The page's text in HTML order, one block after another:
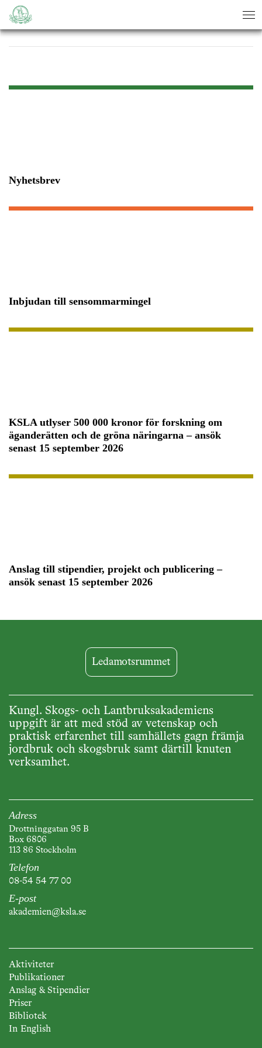
Nyhetsbrev
Inbjudan till sensommarmingel
KSLA utlyser 500 000 kronor för forskning om
äganderätten och de gröna näringarna – ansök
senast 15 september 2026
Anslag till stipendier, projekt och publicering –
ansök senast 15 september 2026
Ledamotsrummet
Kungl. Skogs- och Lantbruksakademiens
uppgift är att med stöd av vetenskap och
praktisk erfarenhet till samhällets gagn främja
jordbruk och skogsbruk samt därtill knuten
verksamhet.
Adress
Drottninggatan 95 B
Box 6806
113 86 Stockholm
Telefon
08-54 54 77 00
E-post
akademien@ksla.se
Aktiviteter
Publikationer
Anslag & Stipendier
Priser
Bibliotek
In English